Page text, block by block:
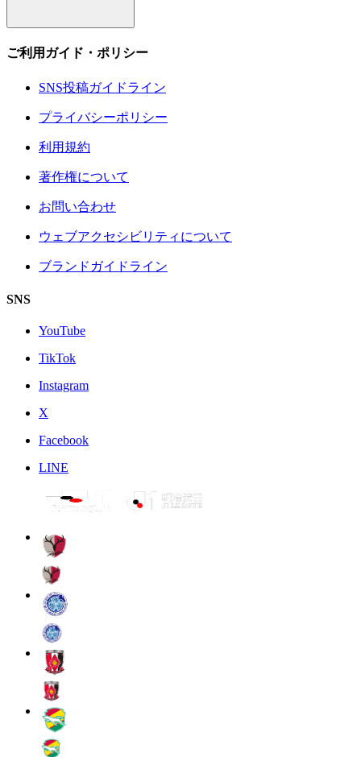
ご利用ガイド・ポリシー
SNS投稿ガイドライン
プライバシーポリシー
利用規約
著作権について
お問い合わせ
ウェブアクセシビリティについて
ブランドガイドライン
SNS
YouTube
TikTok
Instagram
X
Facebook
LINE